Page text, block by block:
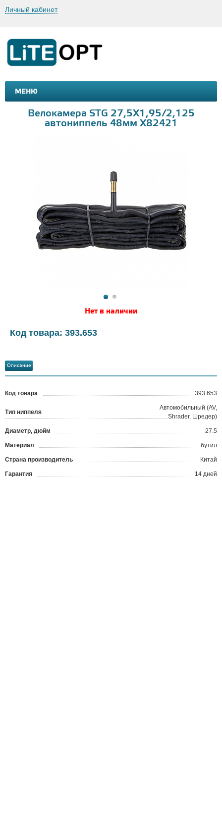
Личный кабинет
МЕНЮ
МАШИНКИ И МОТОЦИКЛЫ
Велокамера STG 27,5Х1,95/2,125
автониппель 48мм Х82421
Нет в наличии
Код товара: 393.653
Описание
Код товара 393.653
Тип ниппеля
Автомобильный (AV,
Shrader, Шредер)
Диаметр, дюйм 27.5
Материал бутил
Страна производитель Китай
Гарантия 14 дней